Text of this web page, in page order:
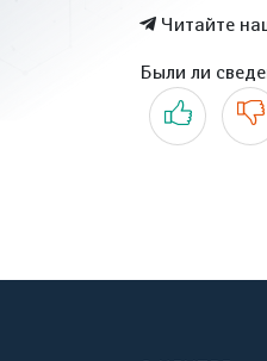
Читайте
Были ли
Да